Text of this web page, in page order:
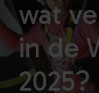
wat
in de
2025?